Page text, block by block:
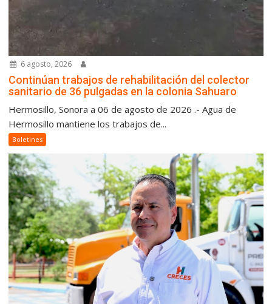
6 agosto, 2026
Continúan trabajos de rehabilitación del colector
sanitario de 36 pulgadas en la colonia Sahuaro
Hermosillo, Sonora a 06 de agosto de 2026 .- Agua de
Hermosillo mantiene los trabajos de...
Boletines